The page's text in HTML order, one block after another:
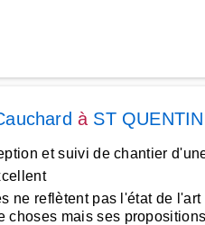
à ST
et suivi de chantier
ne reflètent pas l'état de l'art
choses mais ses